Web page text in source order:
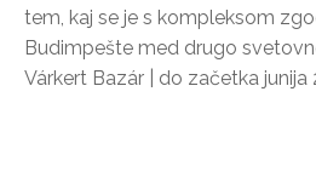
tem, kaj se je s kompleksom
Budimpešte med drugo
Várkert Bazár | do začetka junija